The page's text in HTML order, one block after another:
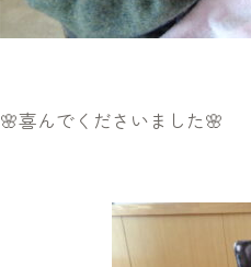
🌸喜んでくださいました🌸